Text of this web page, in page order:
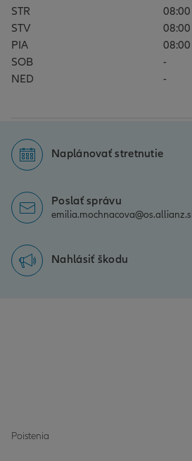
STR
STV
PIA
SOB
-
NED
-
Naplánovať stretnutie
Poslať správu
Nahlásiť škodu
Poistenia